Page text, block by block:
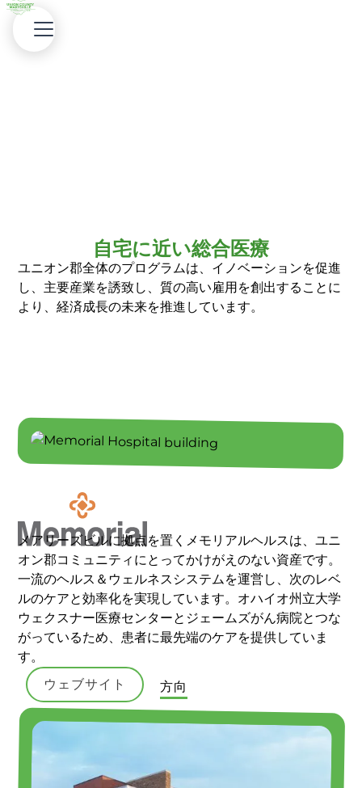
質の高い医療サービ
自宅に近い総合医療
ユニオン郡全体のプログラムは、イノベーションを促進
し、主要産業を誘致し、質の高い雇用を創出することに
より、経済成長の未来を推進しています。
メアリーズビルに拠点を置くメモリアルヘルスは、ユニ
オン郡コミュニティにとってかけがえのない資産です。
一流のヘルス＆ウェルネスシステムを運営し、次のレベ
ルのケアと効率化を実現しています。オハイオ州立大学
ウェクスナー医療センターとジェームズがん病院とつな
がっているため、患者に最先端のケアを提供していま
す。
ウェブサイト
方向